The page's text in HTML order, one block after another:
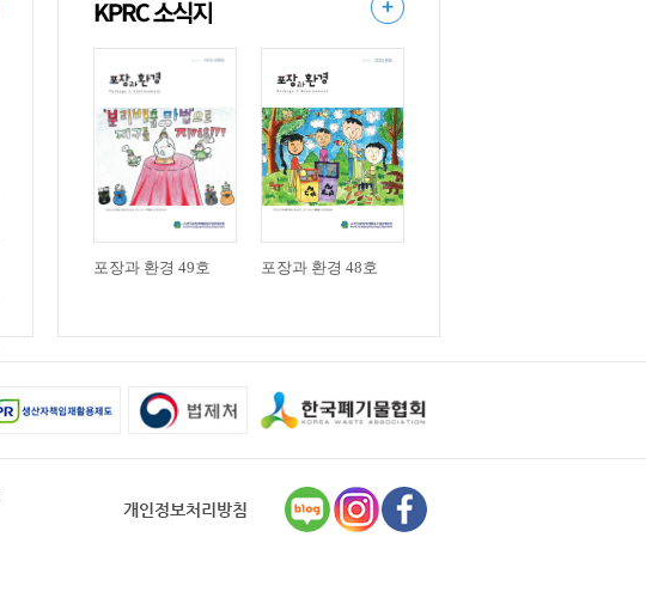
포장과 환경 49호 포장과 환경 48호